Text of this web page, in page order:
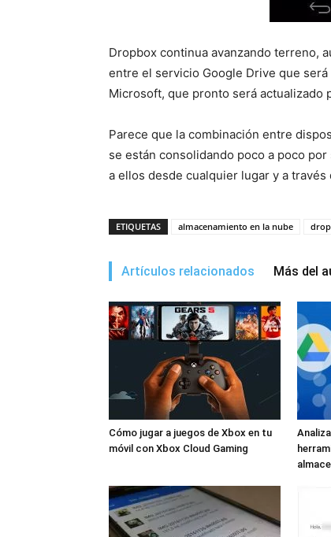
Dropbox continua avanzando terreno,
entre el servicio Google Drive que
Microsoft, que pronto será actualizado
Parece que la combinación entre
se están consolidando poco a poco
a ellos desde cualquier lugar y a
ETIQUETAS almacenamiento en la nube
Artículos relacionados Más del
Cómo jugar a juegos de Xbox en tu
móvil con Xbox Cloud Gaming